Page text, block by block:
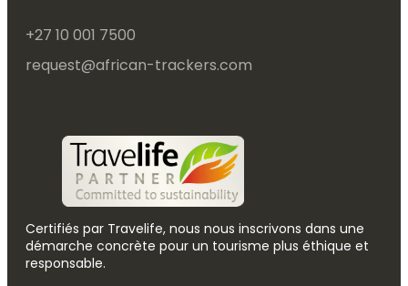
+27 10 001 7500
request@african-trackers.com
Certifiés par Travelife, nous nous inscrivons dans une
démarche concrète pour un tourisme plus éthique et
responsable.